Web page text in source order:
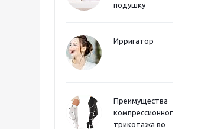
подушку
Ирригатор
Преимущества
компрессионного
трикотажа во